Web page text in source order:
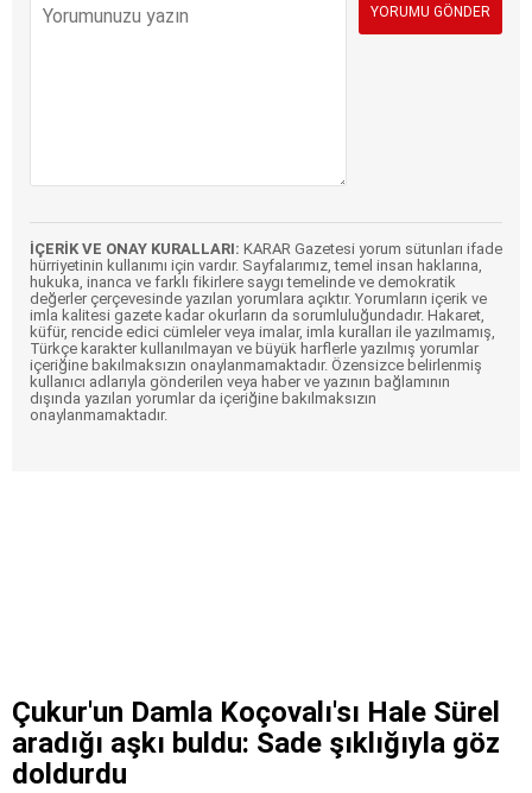
İÇERİK VE ONAY KURALLARI: KARAR Gazetesi yorum sütunları ifade
hürriyetinin kullanımı için vardır. Sayfalarımız, temel insan haklarına,
hukuka, inanca ve farklı fikirlere saygı temelinde ve demokratik
değerler çerçevesinde yazılan yorumlara açıktır. Yorumların içerik ve
imla kalitesi gazete kadar okurların da sorumluluğundadır. Hakaret,
küfür, rencide edici cümleler veya imalar, imla kuralları ile yazılmamış,
Türkçe karakter kullanılmayan ve büyük harflerle yazılmış yorumlar
içeriğine bakılmaksızın onaylanmamaktadır. Özensizce belirlenmiş
kullanıcı adlarıyla gönderilen veya haber ve yazının bağlamının
dışında yazılan yorumlar da içeriğine bakılmaksızın
onaylanmamaktadır.
Çukur'un Damla Koçovalı'sı Hale Sürel
aradığı aşkı buldu: Sade şıklığıyla göz
doldurdu